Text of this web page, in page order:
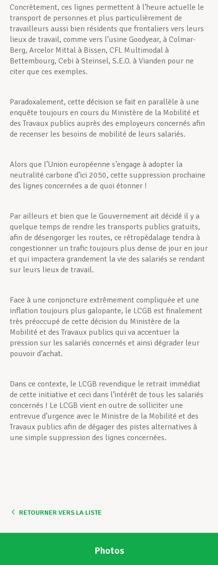
Concrètement, ces lignes permettent à l’heure actuelle le
transport de personnes et plus particulièrement de
travailleurs aussi bien résidents que frontaliers vers leurs
lieux de travail, comme vers l’usine Goodyear, à Colmar-
Berg, Arcelor Mittal à Bissen, CFL Multimodal à
Bettembourg, Cebi à Steinsel, S.E.O. à Vianden pour ne
citer que ces exemples.
Paradoxalement, cette décision se fait en parallèle à une
enquête toujours en cours du Ministère de la Mobilité et
des Travaux publics auprès des employeurs concernés afin
de recenser les besoins de mobilité de leurs salariés.
Alors que l’Union européenne s’engage à adopter la
neutralité carbone d’ici 2050, cette suppression prochaine
des lignes concernées a de quoi étonner !
Par ailleurs et bien que le Gouvernement ait décidé il y a
quelque temps de rendre les transports publics gratuits,
afin de désengorger les routes, ce rétropédalage tendra à
congestionner un trafic toujours plus dense de jour en jour
et qui impactera grandement la vie des salariés se rendant
sur leurs lieux de travail.
Face à une conjoncture extrêmement compliquée et une
inflation toujours plus galopante, le LCGB est finalement
très préoccupé de cette décision du Ministère de la
Mobilité et des Travaux publics qui va accentuer la
pression sur les salariés concernés et ainsi dégrader leur
pouvoir d’achat.
Dans ce contexte, le LCGB revendique le retrait immédiat
de cette initiative et ceci dans l’intérêt de tous les salariés
concernés ! Le LCGB vient en outre de solliciter une
entrevue d’urgence avec le Ministre de la Mobilité et des
Travaux publics afin de dégager des pistes alternatives à
une simple suppression des lignes concernées.
RETOURNER VERS LA LISTE
Photos